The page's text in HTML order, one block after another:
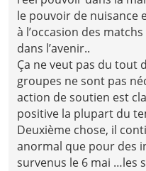
le pouvoir de nuisance
à l’occasion des
dans l’avenir..
Ça ne veut pas du tout
groupes ne sont pas
action de soutien est
positive la plupart du
Deuxième chose, il
anormal que pour des
survenus le 6 mai …les